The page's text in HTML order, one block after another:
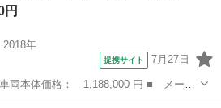
円
2018年
提携サイト 7月27日
アクア ■ グレード名： Ｇソフトレ